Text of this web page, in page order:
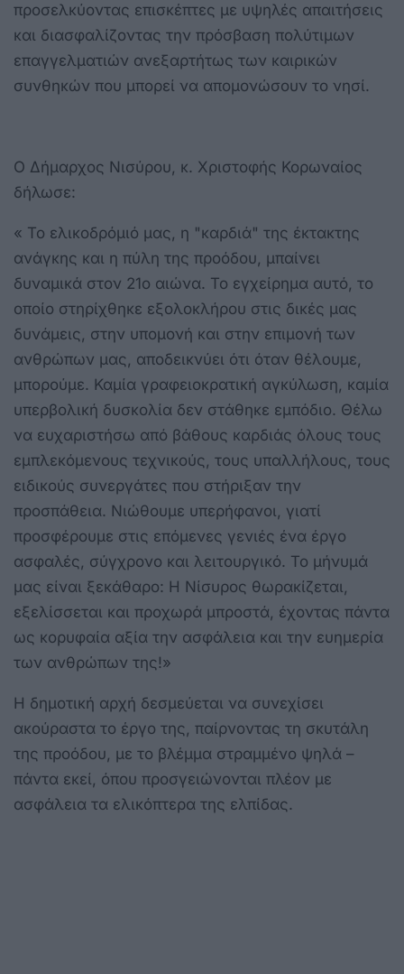
προσελκύοντας επισκέπτες με υψηλές απαιτήσεις
και διασφαλίζοντας την πρόσβαση πολύτιμων
επαγγελματιών ανεξαρτήτως των καιρικών
συνθηκών που μπορεί να απομονώσουν το νησί.
Ο Δήμαρχος Νισύρου, κ. Χριστοφής Κορωναίος
δήλωσε:
« Το ελικοδρόμιό μας, η "καρδιά" της έκτακτης
ανάγκης και η πύλη της προόδου, μπαίνει
δυναμικά στον 21ο αιώνα. Το εγχείρημα αυτό, το
οποίο στηρίχθηκε εξολοκλήρου στις δικές μας
δυνάμεις, στην υπομονή και στην επιμονή των
ανθρώπων μας, αποδεικνύει ότι όταν θέλουμε,
μπορούμε. Καμία γραφειοκρατική αγκύλωση, καμία
υπερβολική δυσκολία δεν στάθηκε εμπόδιο. Θέλω
να ευχαριστήσω από βάθους καρδιάς όλους τους
εμπλεκόμενους τεχνικούς, τους υπαλλήλους, τους
ειδικούς συνεργάτες που στήριξαν την
προσπάθεια. Νιώθουμε υπερήφανοι, γιατί
προσφέρουμε στις επόμενες γενιές ένα έργο
ασφαλές, σύγχρονο και λειτουργικό. Το μήνυμά
μας είναι ξεκάθαρο: Η Νίσυρος θωρακίζεται,
εξελίσσεται και προχωρά μπροστά, έχοντας πάντα
ως κορυφαία αξία την ασφάλεια και την ευημερία
των ανθρώπων της!»
Η δημοτική αρχή δεσμεύεται να συνεχίσει
ακούραστα το έργο της, παίρνοντας τη σκυτάλη
της προόδου, με το βλέμμα στραμμένο ψηλά –
πάντα εκεί, όπου προσγειώνονται πλέον με
ασφάλεια τα ελικόπτερα της ελπίδας.